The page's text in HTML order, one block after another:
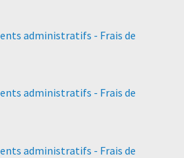
administratifs - Frais de
administratifs - Frais de
administratifs - Frais de